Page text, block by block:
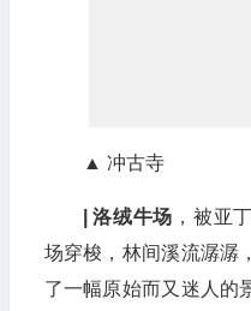
▲ 冲古寺
| 洛绒牛场 ，被亚
场穿梭，林间溪流潺潺
了一幅原始而又迷人的